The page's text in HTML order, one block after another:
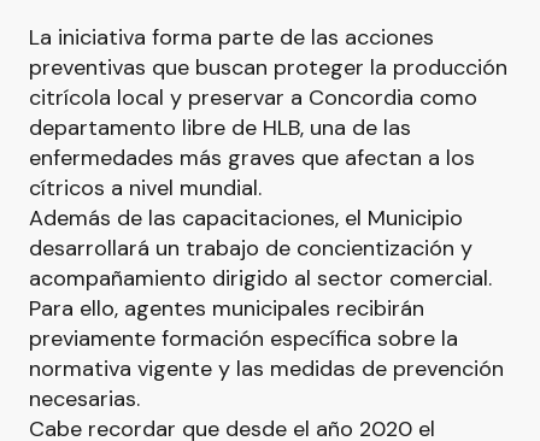
La iniciativa forma parte de las acciones
preventivas que buscan proteger la producción
citrícola local y preservar a Concordia como
departamento libre de HLB, una de las
enfermedades más graves que afectan a los
cítricos a nivel mundial.
Además de las capacitaciones, el Municipio
desarrollará un trabajo de concientización y
acompañamiento dirigido al sector comercial.
Para ello, agentes municipales recibirán
previamente formación específica sobre la
normativa vigente y las medidas de prevención
necesarias.
Cabe recordar que desde el año 2020 el